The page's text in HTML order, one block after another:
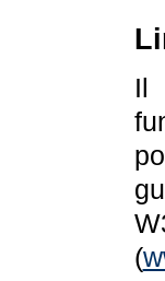
Il
(